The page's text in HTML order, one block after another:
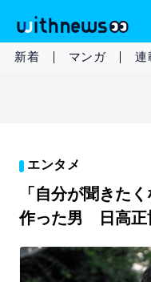
新着 マンガ 連
エンタメ
「自分が聞きた
作った男 日高正